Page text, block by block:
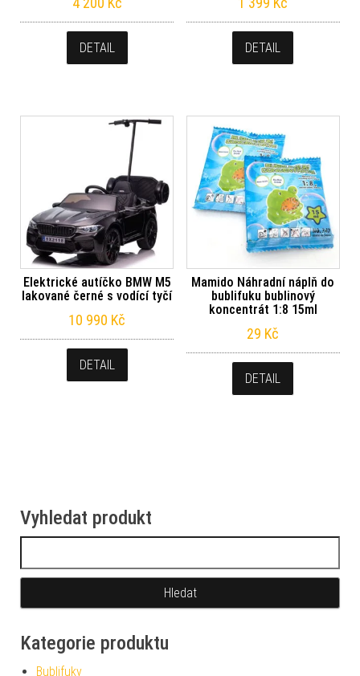
DETAIL DETAIL
Elektrické autíčko BMW M5
lakované černé s vodící tyčí
10 990 Kč
DETAIL
Mamido Náhradní náplň do
bublifuku bublinový
koncentrát 1:8 15ml
29 Kč
DETAIL
Vyhledat produkt
Kategorie produktu
Bublifuky